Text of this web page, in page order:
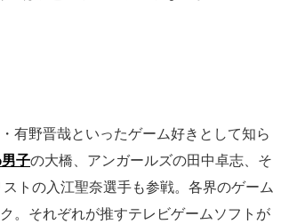
有野晋哉といったゲーム好きとして知ら
子の大橋、アンガールズの田中卓志、そ
トの入江聖奈選手も参戦。各界のゲーム
。それぞれが推すテレビゲームソフトが